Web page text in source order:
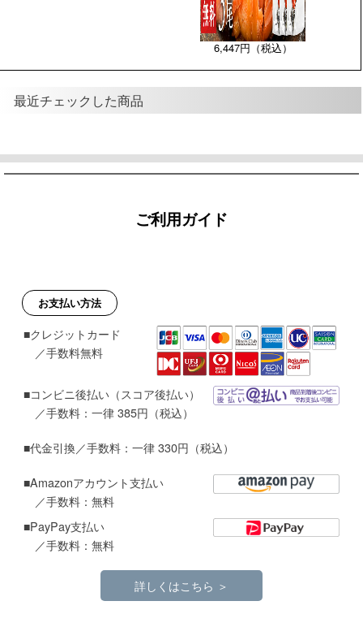
6,447円（税込）
最近チェックした商品
ご利用ガイド
お支払い方法
■クレジットカード
／手数料無料
■コンビニ後払い（スコア後払い）
／手数料：一律 385円（税込）
■代金引換／手数料：一律 330円（税込）
■Amazonアカウント支払い
／手数料：無料
■PayPay支払い
／手数料：無料
詳しくはこちら ＞